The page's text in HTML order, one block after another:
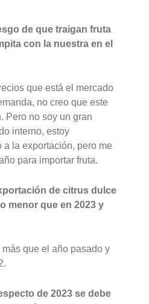
de que traigan fruta
con la nuestra en el
que está el mercado
no creo que este
Pero no soy un gran
interno, estoy
la exportación, pero me
para importar fruta.
de citrus dulce
menor que en 2023 y
que el año pasado y
de 2023 se debe